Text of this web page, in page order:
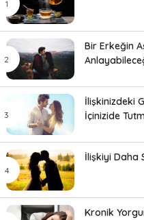
Bir Erkeğin
İlişkinizdeki
İçinizide
İlişkiyi Daha
Kronik